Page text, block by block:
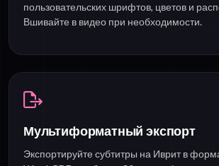
пользовательских шрифтов, цветов и
Вшивайте в видео при необходимости.
Мультиформатный экспорт
Экспортируйте субтитры на Иврит в